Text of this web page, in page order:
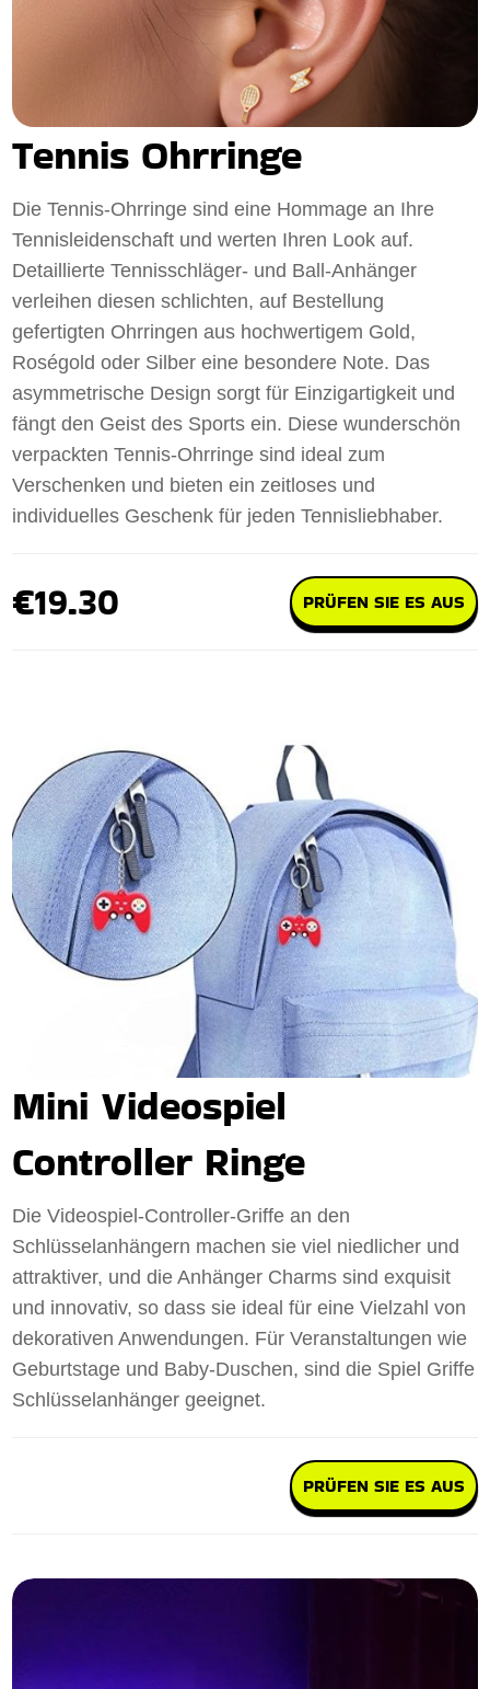
Tennis Ohrringe
Die Tennis-Ohrringe sind eine Hommage an Ihre
Tennisleidenschaft und werten Ihren Look auf.
Detaillierte Tennisschläger- und Ball-Anhänger
verleihen diesen schlichten, auf Bestellung
gefertigten Ohrringen aus hochwertigem Gold,
Roségold oder Silber eine besondere Note. Das
asymmetrische Design sorgt für Einzigartigkeit und
fängt den Geist des Sports ein. Diese wunderschön
verpackten Tennis-Ohrringe sind ideal zum
Verschenken und bieten ein zeitloses und
individuelles Geschenk für jeden Tennisliebhaber.
€19.30 PRÜFEN SIE ES AUS
Mini Videospiel
Controller Ringe
Die Videospiel-Controller-Griffe an den
Schlüsselanhängern machen sie viel niedlicher und
attraktiver, und die Anhänger Charms sind exquisit
und innovativ, so dass sie ideal für eine Vielzahl von
dekorativen Anwendungen. Für Veranstaltungen wie
Geburtstage und Baby-Duschen, sind die Spiel Griffe
Schlüsselanhänger geeignet.
PRÜFEN SIE ES AUS